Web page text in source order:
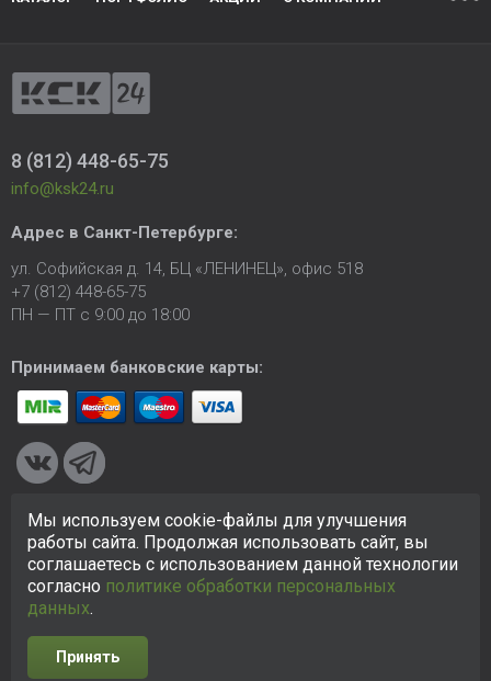
8 (812) 448-65-75
info@ksk24.ru
Адрес в Санкт-Петербурге:
ул. Софийская д. 14, БЦ «ЛЕНИНЕЦ», офис 518
+7 (812) 448-65-75
ПН — ПТ с 9:00 до 18:00
Принимаем банковские карты:
© 2005-2026 ООО «КСК». Сайтhttps://ksk24.ruсоздан
исключительно в информационных целях и любая информация
на сайте не является публичной офертой.Политика в
отношении персональных данных
Разработка сайта
Мы используем cookie-файлы для улучшения
работы сайта. Продолжая использовать сайт, вы
соглашаетесь с использованием данной технологии
согласно политике обработки персональных
данных.
Принять